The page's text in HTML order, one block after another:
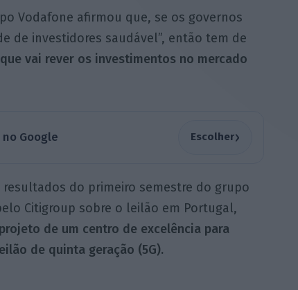
Vodafone afirmou que, se os governos
de investidores saudável”, então tem de
vai rever os investimentos no mercado
Google Escolher›
do primeiro semestre do grupo
Citigroup sobre o leilão em Portugal,
de um centro de excelência para
de quinta geração (5G).